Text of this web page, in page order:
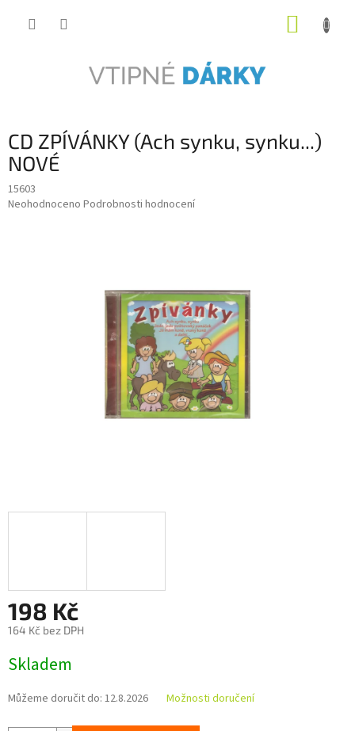
CD ZPÍVÁNKY (Ach synku, synku...)
NOVÉ
15603
Průměrné
Neohodnoceno Podrobnosti hodnocení
198 Kč
164 Kč bez DPH
cena:
Skladem
Můžeme doručit do: 12.8.2026 Možnosti doručení